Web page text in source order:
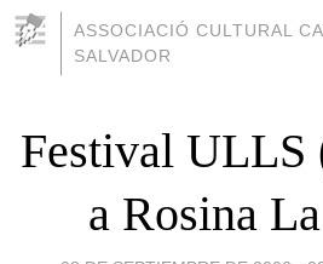
ASSOCIACIÓ CULTURAL
SALVADOR
Festival ULLS
a Rosina